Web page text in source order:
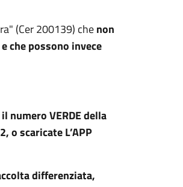
(Cer 200139) chenon
che possono invece
VERDE della
o scaricate L’APP
differenziata,